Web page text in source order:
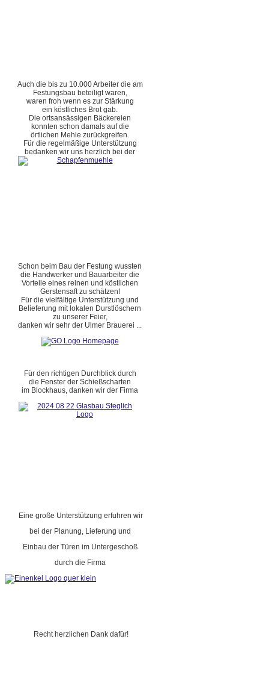
Auch die bis zu 10.000 Arbeiter die am
Festungsbau beteiligt waren,
waren froh wenn es zur Stärkung
ein köstliches Brot gab.
Die ortsansässigen Bäckereien
konnten schon damals auf die
örtlichen Mehle zurückgreifen.
Für die regelmäßige Unterstützung
bedanken wir uns herzlich bei der
Schon beim Bau der Festung wussten
die Handwerker und Bauarbeiter die
Vorteile eines reinen und köstlichen
Gerstensaft zu schätzen!
Für die vielfältige Unterstützung und
Belieferung mit lokalen Durstlöschern
zu unserer Feier,
danken wir sehr der Ulmer Brauerei ...
Für den richtigen Durchblick durch
die Fenster der Schießscharten
im Blockhaus, danken wir der Firma
Eine große Unterstützung erfuhren wir
bei der Planung, Lieferung und
Einbau der Türen im Untergeschoß
durch die Firma
Recht herzlichen Dank dafür!